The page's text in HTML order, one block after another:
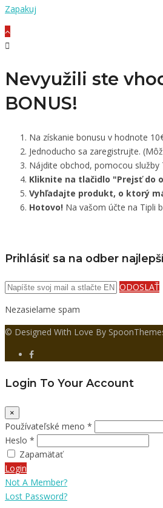
Zapakuj
Nevyužili ste
BONUS!
Na získanie bonusu v hodnote
Jednoducho sa zaregistrujte.
Nájdite obchod, pomocou služby
Kliknite na tlačidlo "Prejsť do
Vyhľadajte produkt, o ktorý
Hotovo! Na vašom účte na Tipli
Prihlásiť sa na odber
ODOSLAŤ
Nezasielame spam
© Designed With Love By
Login To Your Account
×
Používateľské meno *
Heslo *
Zapamätať
Login
Not A Member?
Lost Password?